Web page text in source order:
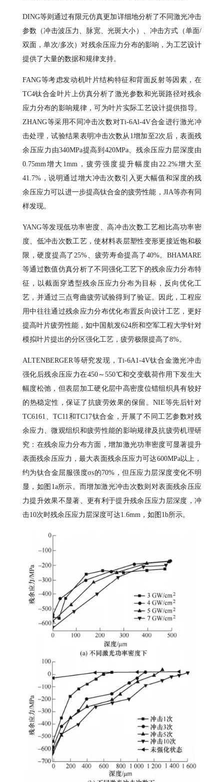
DING等则通过有限元仿真更加详细地分析了不同激光冲击
参数（冲击波压力、脉宽、光斑大小）、冲击方式（单面/
双面，单次/多次）对残余压应力分布的影响，为工艺设计
提供了大量的数据和规律支持。
FANG等考虑发动机叶片结构特征和背面反射等因素，在
TC4钛合金叶片上仿真分析了激光参数和光斑路径对残余
应力分布的影响规律，可为叶片实际工艺设计提供指导。
ZHANG等采用不同冲击次数对Ti-6Al-4V合金进行激光冲
击处理，试验结果表明冲击次数从1增加至2次后，表面残
余压应力由340MPa提高到420MPa、残余压应力层深度由
0.75mm增大1mm，疲劳强度提升幅度由22.2%增大至
41.7%，说明通过增大冲击次数引入更大幅值和深度的残
余压应力可以进一步提高钛合金的疲劳性能，JIA等亦有同
样发现。
YANG等发现低功率密度、高冲击次数工艺相比高功率密
度、低冲击次数工艺，使材料表层塑性变形更接近饱和极
限，硬度提高了25%、疲劳寿命提高了40%。BHAMARE
等通过数值仿真分析了不同强化工艺下的残余应力分布特
征，以截面穿透型残余压应力分布为目标，反向优化工
艺，并通过三点弯曲疲劳试验得到了验证。因此，工程应
用中往往通过残余应力分布优化布置反向设计工艺，更好
提高叶片疲劳性能，如中国航发624所和空军工程大学针对
模拟叶片提出的分区强化工艺，疲劳极限提高了8%。
ALTENBERGER等研究发现，Ti-6A1-4V钛合金激光冲击
强化后残余压应力在450～550℃和交变载荷作用下发生大
幅度松弛，但表层加工硬化层中高密度位错组织具有较好
的热稳定性，保证了抗疲劳效果的保留。NIE等先后针对
TC6161、TC11和TC17钛合金，开展了不同工艺参数对残
余应力、微观组织和疲劳性能的影响规律及抗疲劳机理研
究：在残余应力分布方面，增加激光功率密度可显著提升
表面残余压应力，最大表面残余压应力可达600MPa以上，
约为钛合金屈服强度σs的70%，但压应力层深度变化不明
显，如图1a所示。而增加激光冲击次数则对表面残余压应
力提升效果不显著、更有利于提升残余压应力层深度，冲
击10次时残余压应力层深度可达1.6mm，如图1b所示。